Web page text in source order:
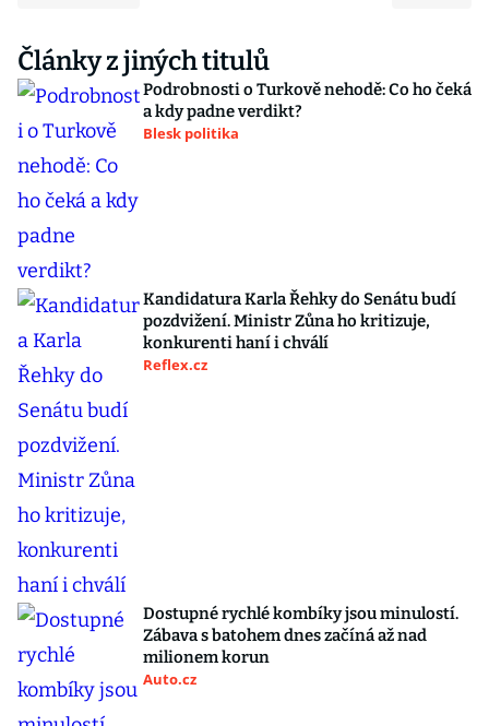
Články z jiných titulů
Podrobnosti o Turkově nehodě: Co ho čeká
a kdy padne verdikt?
Blesk politika
Kandidatura Karla Řehky do Senátu budí
pozdvižení. Ministr Zůna ho kritizuje,
konkurenti haní i chválí
Reflex.cz
Dostupné rychlé kombíky jsou minulostí.
Zábava s batohem dnes začíná až nad
milionem korun
Auto.cz